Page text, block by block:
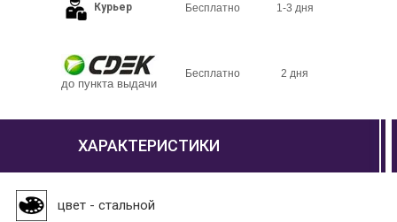
Курьер Бесплатно 1-3 дня
до пункта выдачи
Бесплатно 2 дня
ХАРАКТЕРИСТИКИ
цвет - стальной